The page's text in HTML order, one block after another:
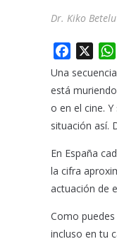
Dr. Kiko Betelu
a
c
o
k
s
Una
está
o en el cine.
situación así.
En España
la cifra
actuación de
Como
incluso en tu